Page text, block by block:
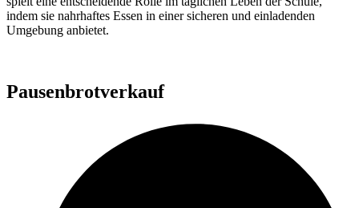
indem sie nahrhaftes Essen in einer sicheren und einladenden
Umgebung anbietet.
Pausenbrotverkauf